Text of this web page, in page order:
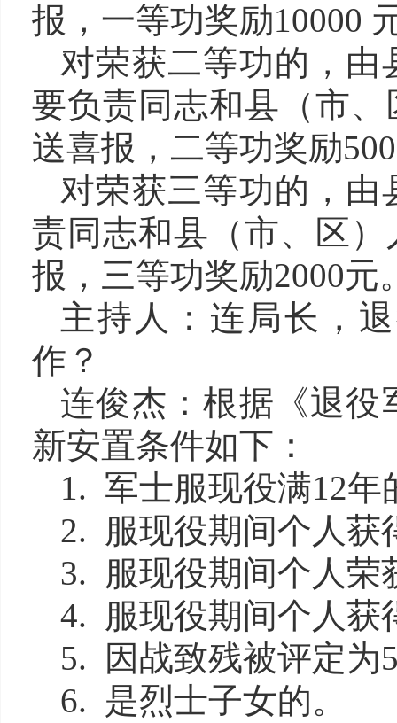
报 ， 一等功奖励10000
对荣获二等功的，
要负责同志和县 （市、
送喜报 ，二等功奖励
对荣获三等功的，
责同志和县 （市、区 ）
报 ，三等功奖励2000元
主持人： 连 局长，
作？
连俊杰 ：根据《退役
新安置条件如下：
1. 军士服现役满12年
2. 服现役期间个人获
3. 服现役期间个人荣
4. 服现役期间个人获
5. 因战致残被评定为
6. 是烈士子女的。